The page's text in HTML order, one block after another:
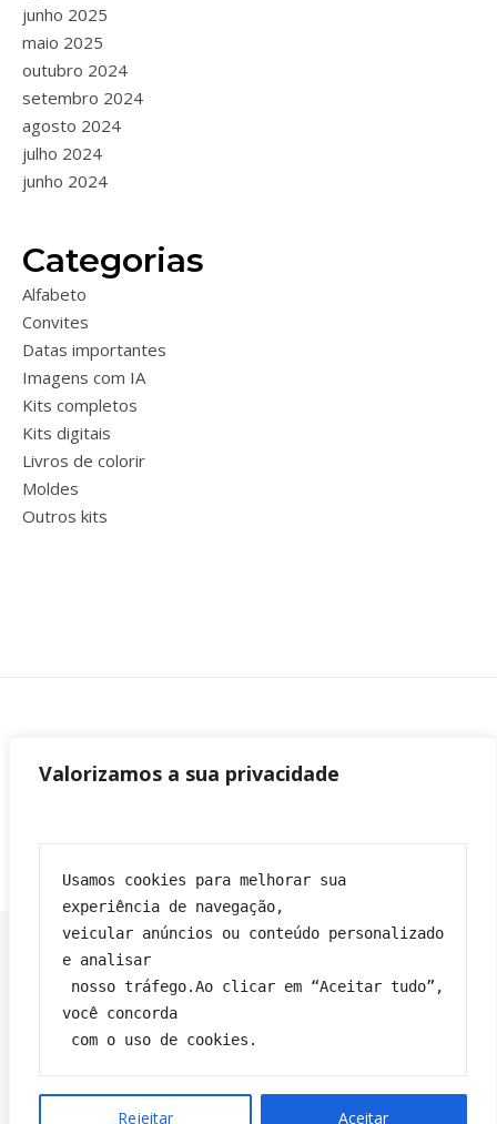
Valorizamos a sua privacidade
Usamos cookies para melhorar sua
experiência de navegação,
veicular anúncios ou conteúdo personalizado
e analisar
você concorda
com o uso de cookies.
Rejeitar Aceitar
junho 2025
maio 2025
outubro 2024
setembro 2024
agosto 2024
julho 2024
junho 2024
Categorias
Alfabeto
Convites
Datas importantes
Imagens com IA
Kits completos
Kits digitais
Livros de colorir
Moldes
Outros kits
Franciane|Tema Bard por WP Royal.
Política de privacidade
VOLTAR PARA O TOPO